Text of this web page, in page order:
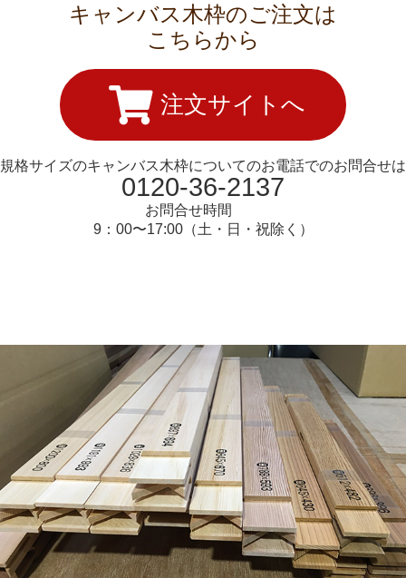
キャンバス木枠のご注文は
こちらから
注文サイトへ
規格サイズのキャンバス木枠についてのお電話でのお問合せは
0120-36-2137
お問合せ時間
9：00〜17:00（土・日・祝除く）